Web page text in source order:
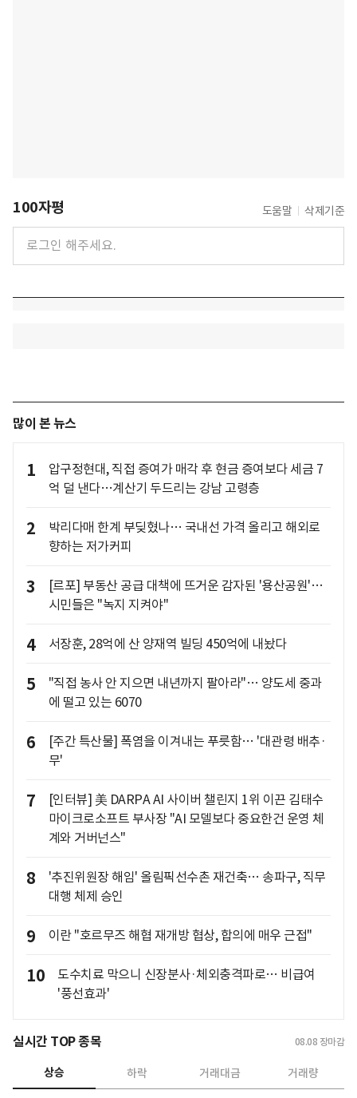
100자평 도움말 삭제기준
많이 본 뉴스
1
압구정현대, 직접 증여가 매각 후 현금 증여보다 세금 7
억 덜 낸다…계산기 두드리는 강남 고령층
2
박리다매 한계 부딪혔나… 국내선 가격 올리고 해외로
향하는 저가커피
3
[르포] 부동산 공급 대책에 뜨거운 감자된 '용산공원'…
시민들은 "녹지 지켜야"
4 서장훈, 28억에 산 양재역 빌딩 450억에 내놨다
5
"직접 농사 안 지으면 내년까지 팔아라"… 양도세 중과
에 떨고 있는 6070
6
[주간 특산물] 폭염을 이겨내는 푸릇함… '대관령 배추·
무'
7
[인터뷰] 美 DARPA AI 사이버 챌린지 1위 이끈 김태수
마이크로소프트 부사장 "AI 모델보다 중요한건 운영 체
계와 거버넌스"
8
'추진위원장 해임' 올림픽선수촌 재건축… 송파구, 직무
대행 체제 승인
9 이란 "호르무즈 해협 재개방 협상, 합의에 매우 근접"
10
도수치료 막으니 신장분사·체외충격파로… 비급여
'풍선효과'
실시간 TOP 종목 08.08 장마감
상승 하락 거래대금 거래량